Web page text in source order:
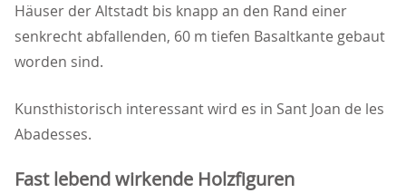
Häuser der Altstadt bis knapp an den Rand einer
senkrecht abfallenden, 60 m tiefen Basaltkante gebaut
worden sind.
Kunsthistorisch interessant wird es in Sant Joan de les
Abadesses.
Fast lebend wirkende Holzfiguren